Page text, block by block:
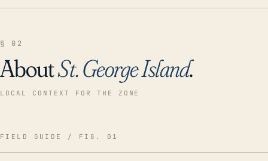
§ 02
AboutSt. George Island.
LOCAL CONTEXT FOR THE ZONE
FIELD GUIDE / FIG. 01